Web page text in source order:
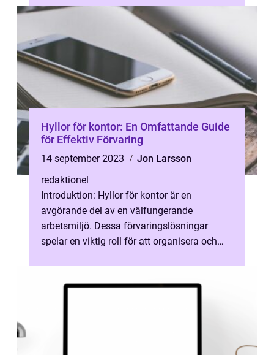
Hyllor för kontor: En Omfattande Guide
för Effektiv Förvaring
14 september 2023
Jon Larsson
redaktionel
Introduktion: Hyllor för kontor är en
avgörande del av en välfungerande
arbetsmiljö. Dessa förvaringslösningar
spelar en viktig roll för att organisera och